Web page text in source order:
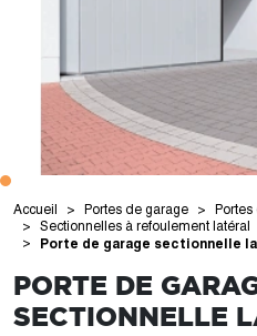
Accueil Portes de garage
Sectionnelles à refoulement latéral
Porte de garage sectionnelle
PORTE DE
SECTIONNELLE